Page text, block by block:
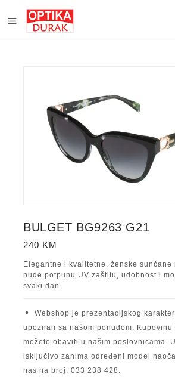
BULGET BG9263 G21
240 KM
Elegantne i kvalitetne, ženske sunčane
nude potpunu UV zaštitu, udobnost i
svaki dan.
Webshop je prezentacijskog
upoznali sa našom ponudom.
možete obaviti u našim poslovnicama.
isključivo zanima određeni model
nas na broj: 033 238 428.